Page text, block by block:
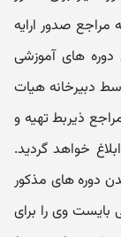
مراجع صدور ارایه
دوره های آموزشی
دبیرخانه هیات
ذیربط تهیه و
خواهد گردید.
دوره های مذکور
وی را برای